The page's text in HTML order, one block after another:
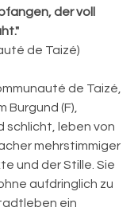
der voll
de Taizé)
de Taizé,
(F),
schlicht, leben von
mehrstimmiger
und der Stille. Sie
aufdringlich zu
ein